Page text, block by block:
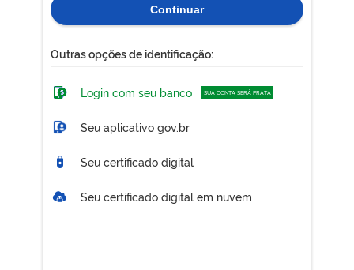
Continuar
Outras opções de identificação:
Login com seu banco SUA CONTA SERÁ PRATA
Seu aplicativo gov.br
Seu certificado digital
Seu certificado digital em nuvem